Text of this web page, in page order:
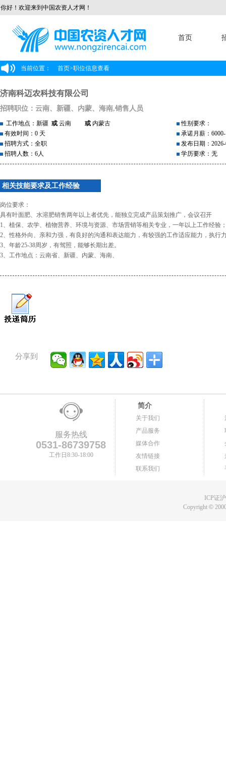
你好！欢迎来到中国农资人才网！
首页
当前位置： 首页>职位信息查看
济南科迈农科技有限公司
招聘职位：云南、新疆、内蒙、海南,销售人员
工作地点：新疆 或 云南 或 内蒙古
有效时间：0 天
招聘方式：全职
招聘人数：6人
性别要求：
承诺月薪：6000-
发布日期：
学历要求：无
相关技能要求及工作经验
岗位要求：
具有叶面肥、水溶肥销售两年以上者优先，能独立完成产品策划推广，会议召开
1、植保、农学、植物营养、环境与资源、市场营销等相关专业，一年以上工作经验
2、性格外向、亲和力强，有良好的沟通和表达能力，有较强的工作适应能力，执行
3、年龄25-38周岁，有驾照，能够长期出差。
3、工作地点：云南省、新疆、内蒙、海南、
分享到
服务热线
0531-86739758
工作日8:30-18:00
简介
关于我们
产品服务
媒体合作
友情链接
联系我们
ICP证
Copyright©